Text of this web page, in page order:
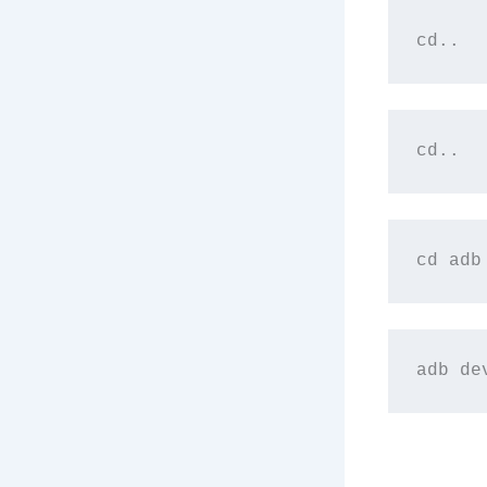
cd..
cd..
cd adb
adb